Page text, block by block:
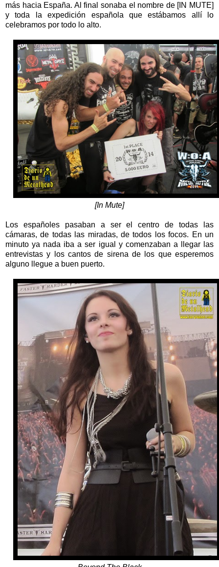
más hacia España. Al final sonaba el nombre de [IN MUTE]
y toda la expedición española que estábamos allí lo
celebramos por todo lo alto.
[In Mute]
Los españoles pasaban a ser el centro de todas las
cámaras, de todas las miradas, de todos los focos. En un
minuto ya nada iba a ser igual y comenzaban a llegar las
entrevistas y los cantos de sirena de los que esperemos
alguno llegue a buen puerto.